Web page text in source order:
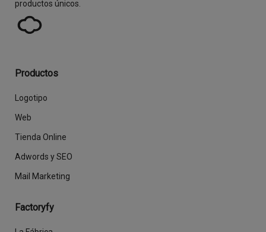
productos únicos.
Productos
Logotipo
Web
Tienda Online
Adwords y SEO
Mail Marketing
Factoryfy